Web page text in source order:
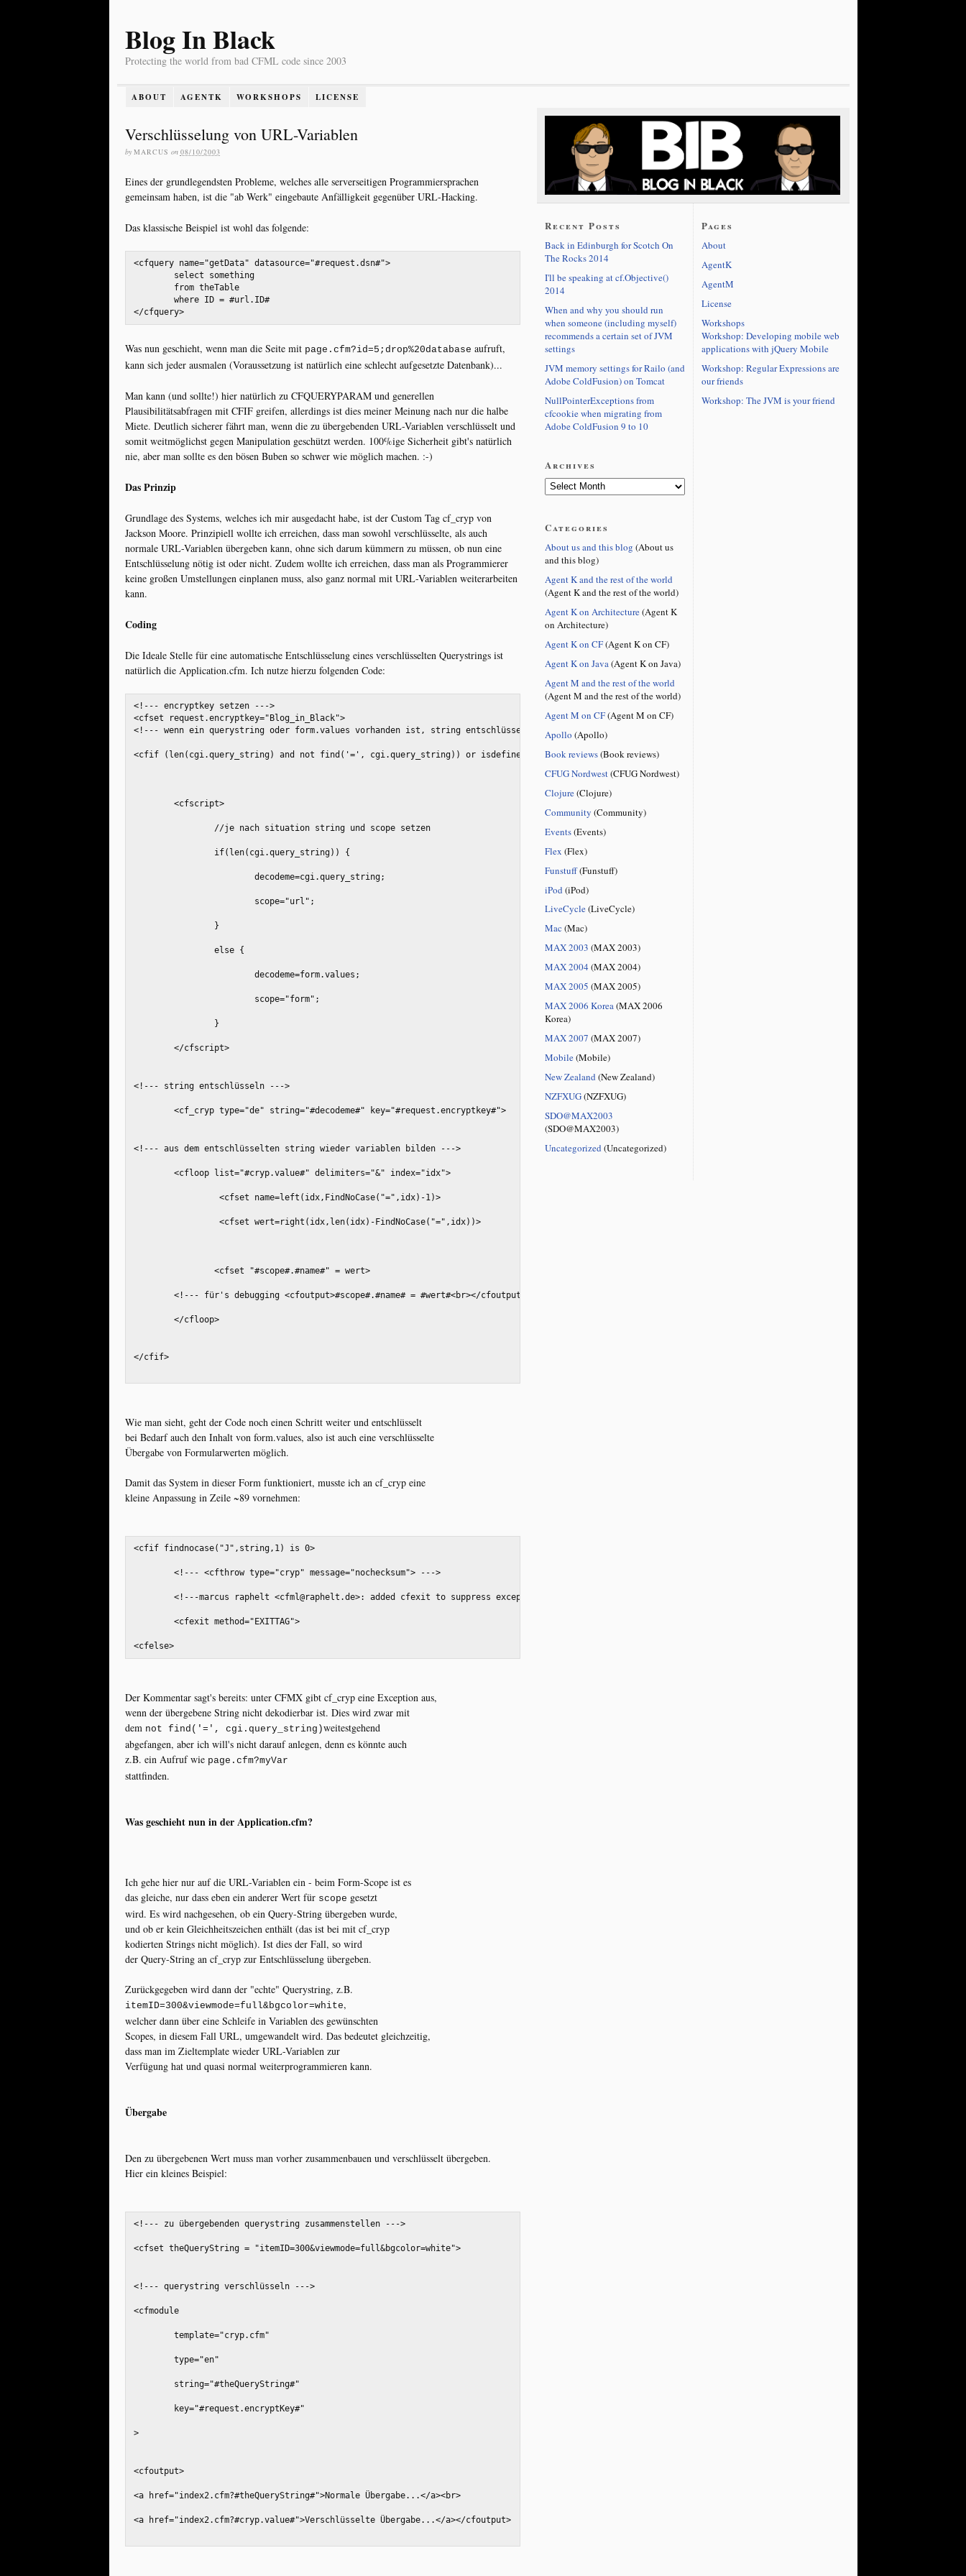
Blog In Black
Protecting the world from bad CFML code since 2003
ABOUT AGENTK WORKSHOPS LICENSE
Verschlüsselung von URL-Variablen
by MARCUS on 08/10/2003
Eines der grundlegendsten Probleme, welches alle serverseitigen Programmiersprachen
gemeinsam haben, ist die "ab Werk" eingebaute Anfälligkeit gegenüber URL-Hacking.
Das klassische Beispiel ist wohl das folgende:
<cfquery name="getData" datasource="#request.dsn#">
</cfquery>
Was nun geschieht, wenn man die Seite mit page.cfm?id=5;drop%20database aufruft,
kann sich jeder ausmalen (Voraussetzung ist natürlich eine schlecht aufgesetzte Datenbank)...
Man kann (und sollte!) hier natürlich zu CFQUERYPARAM und generellen
Plausibilitätsabfragen mit CFIF greifen, allerdings ist dies meiner Meinung nach nur die halbe
Miete. Deutlich sicherer fährt man, wenn die zu übergebenden URL-Variablen verschlüsselt und
somit weitmöglichst gegen Manipulation geschützt werden. 100%ige Sicherheit gibt's natürlich
nie, aber man sollte es den bösen Buben so schwer wie möglich machen. :-)
Das Prinzip
Grundlage des Systems, welches ich mir ausgedacht habe, ist der Custom Tag cf_cryp von
Jackson Moore. Prinzipiell wollte ich erreichen, dass man sowohl verschlüsselte, als auch
normale URL-Variablen übergeben kann, ohne sich darum kümmern zu müssen, ob nun eine
Entschlüsselung nötig ist oder nicht. Zudem wollte ich erreichen, dass man als Programmierer
keine großen Umstellungen einplanen muss, also ganz normal mit URL-Variablen weiterarbeiten
kann.
Coding
Die Ideale Stelle für eine automatische Entschlüsselung eines verschlüsselten Querystrings ist
natürlich die Application.cfm. Ich nutze hierzu folgenden Code:
<!--- encryptkey setzen --->
<cfset request.encryptkey="Blog_in_Black">
<!--- wenn ein querystring oder form.values vorhanden ist, string entschlüsseln --->
<cfif (len(cgi.query_string) and not find('=', cgi.query_string)) or isdefined("form.values")>
	<cfscript>
		//je nach situation string und scope setzen
		if(len(cgi.query_string)) {
			decodeme=cgi.query_string;
			scope="url";
		}
		else {
			decodeme=form.values;
			scope="form";
		}
	</cfscript>
<!--- string entschlüsseln --->
	<cf_cryp type="de" string="#decodeme#" key="#request.encryptkey#">
<!--- aus dem entschlüsselten string wieder variablen bilden --->
	<cfloop list="#cryp.value#" delimiters="&" index="idx">
		 <cfset name=left(idx,FindNoCase("=",idx)-1)>
		 <cfset wert=right(idx,len(idx)-FindNoCase("=",idx))>
		<cfset "#scope#.#name#" = wert>
	<!--- für's debugging <cfoutput>#scope#.#name# = #wert#<br></cfoutput>  --->
	</cfloop>
</cfif>
Wie man sieht, geht der Code noch einen Schritt weiter und entschlüsselt
bei Bedarf auch den Inhalt von form.values, also ist auch eine verschlüsselte
Übergabe von Formularwerten möglich.
Damit das System in dieser Form funktioniert, musste ich an cf_cryp eine
kleine Anpassung in Zeile ~89 vornehmen:
<cfif findnocase("J",string,1) is 0>
	<!--- <cfthrow type="cryp" message="nochecksum"> --->
	<!---marcus raphelt <cfml@raphelt.de>: added cfexit to suppress exceptions in cfmx--->
	<cfexit method="EXITTAG">
<cfelse>
Der Kommentar sagt's bereits: unter CFMX gibt cf_cryp eine Exception aus,
wenn der übergebene String nicht dekodierbar ist. Dies wird zwar mit
dem not find('=', cgi.query_string)weitestgehend
abgefangen, aber ich will's nicht darauf anlegen, denn es könnte auch
z.B. ein Aufruf wie page.cfm?myVar
stattfinden.
Was geschieht nun in der Application.cfm?
Ich gehe hier nur auf die URL-Variablen ein - beim Form-Scope ist es
das gleiche, nur dass eben ein anderer Wert für scope gesetzt
wird. Es wird nachgesehen, ob ein Query-String übergeben wurde,
und ob er kein Gleichheitszeichen enthält (das ist bei mit cf_cryp
kodierten Strings nicht möglich). Ist dies der Fall, so wird
der Query-String an cf_cryp zur Entschlüsselung übergeben.
Zurückgegeben wird dann der "echte" Querystring, z.B.
itemID=300&viewmode=full&bgcolor=white,
welcher dann über eine Schleife in Variablen des gewünschten
Scopes, in diesem Fall URL, umgewandelt wird. Das bedeutet gleichzeitig,
dass man im Zieltemplate wieder URL-Variablen zur
Verfügung hat und quasi normal weiterprogrammieren kann.
Übergabe
Den zu übergebenen Wert muss man vorher zusammenbauen und verschlüsselt übergeben.
Hier ein kleines Beispiel:
<!--- zu übergebenden querystring zusammenstellen --->
<cfset theQueryString = "itemID=300&viewmode=full&bgcolor=white">
<!--- querystring verschlüsseln --->
<cfmodule
	template="cryp.cfm"
	type="en"
	string="#theQueryString#"
	key="#request.encryptKey#"
>
<cfoutput>
<a href="index2.cfm?#theQueryString#">Normale Übergabe...</a><br>
<a href="index2.cfm?#cryp.value#">Verschlüsselte Übergabe...</a></cfoutput>
Recent Posts
Back in Edinburgh for Scotch On
The Rocks 2014
I'll be speaking at cf.Objective()
2014
When and why you should run
when someone (including myself)
recommends a certain set of JVM
settings
JVM memory settings for Railo (and
Adobe ColdFusion) on Tomcat
NullPointerExceptions from
cfcookie when migrating from
Adobe ColdFusion 9 to 10
Archives
Categories
About us and this blog (About us
and this blog)
Agent K and the rest of the world
(Agent K and the rest of the world)
Agent K on Architecture(Agent K
on Architecture)
Agent K on CF(Agent K on CF)
Agent K on Java(Agent K on Java)
Agent M and the rest of the world
(Agent M and the rest of the world)
Agent M on CF(Agent M on CF)
Apollo (Apollo)
Book reviews(Book reviews)
CFUG Nordwest(CFUG Nordwest)
Clojure(Clojure)
Community (Community)
Events(Events)
Flex (Flex)
Funstuff(Funstuff)
iPod (iPod)
LiveCycle(LiveCycle)
Mac (Mac)
MAX 2003 (MAX 2003)
MAX 2004 (MAX 2004)
MAX 2005 (MAX 2005)
MAX 2006 Korea(MAX 2006
Korea)
MAX 2007 (MAX 2007)
Mobile(Mobile)
New Zealand(New Zealand)
NZFXUG(NZFXUG)
SDO@MAX2003
(SDO@MAX2003)
Uncategorized(Uncategorized)
Pages
About
AgentK
AgentM
License
Workshops
Workshop: Developing mobile web
applications with jQuery Mobile
Workshop: Regular Expressions are
our friends
Workshop: The JVM is your friend